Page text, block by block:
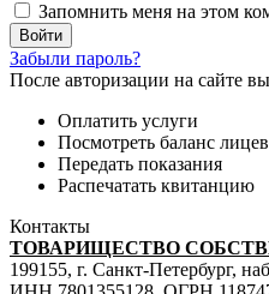
Запомнить меня на этом
Забыли пароль?
После авторизации на сайте
Оплатить услуги
Посмотреть баланс
Передать показания
Распечатать квитанцию
Контакты
ТОВАРИЩЕСТВО
199155, г. Санкт-Петербург,